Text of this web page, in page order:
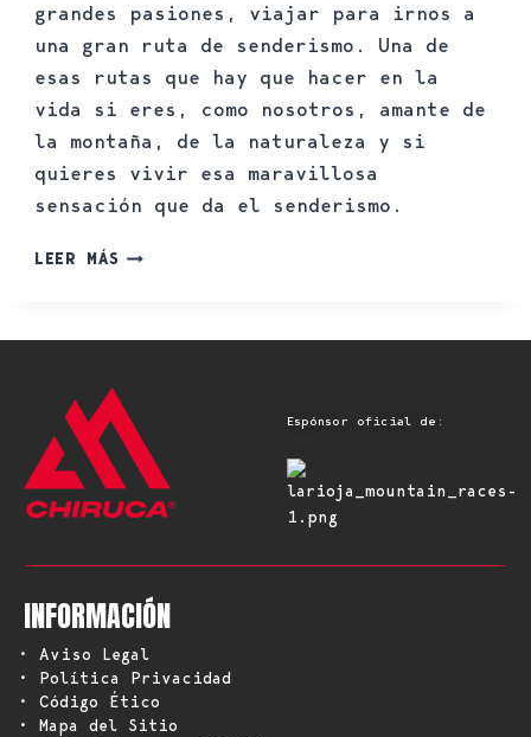
grandes pasiones, viajar para irnos a
una gran ruta de senderismo. Una de
esas rutas que hay que hacer en la
vida si eres, como nosotros, amante de
la montaña, de la naturaleza y si
quieres vivir esa maravillosa
sensación que da el senderismo.
LEER MÁS
Espónsor oficial de:
INFORMACIÓN
• Aviso Legal
• Política Privacidad
• Código Ético
• Mapa del Sitio